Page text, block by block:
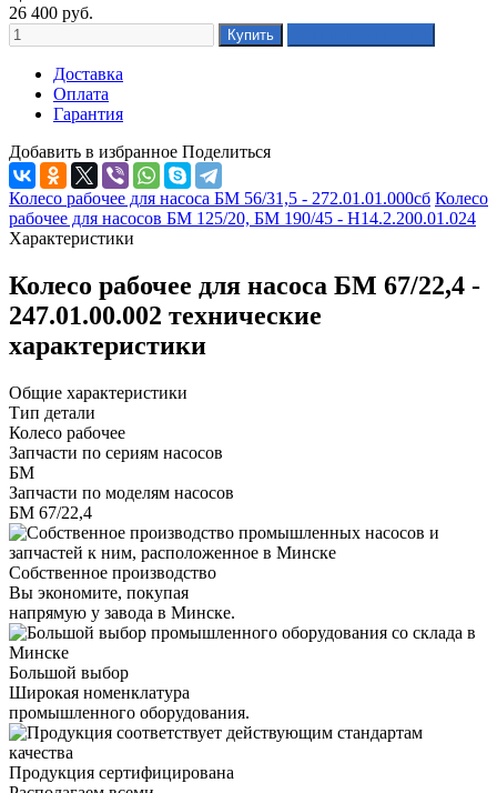
26 400 руб.
Доставка
Оплата
Гарантия
Добавить в избранное Поделиться
Колесо рабочее для насоса БМ 56/31,5 - 272.01.01.000сб Колесо
рабочее для насосов БМ 125/20, БМ 190/45 - Н14.2.200.01.024
Характеристики
Колесо рабочее для насоса БМ 67/22,4 -
247.01.00.002 технические
характеристики
Общие характеристики
Тип детали
Колесо рабочее
Запчасти по сериям насосов
БМ
Запчасти по моделям насосов
БМ 67/22,4
Собственное производство
Вы экономите, покупая
напрямую у завода в Минске.
Большой выбор
Широкая номенклатура
промышленного оборудования.
Продукция сертифицирована